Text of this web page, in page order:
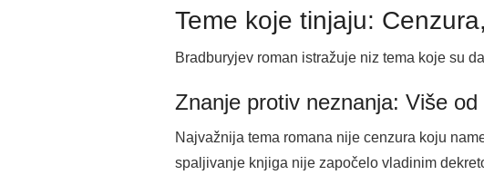
Teme koje tinjaju:
Bradburyjev roman istražuje niz tema koje su
Znanje protiv neznanja: Više
Najvažnija tema romana nije cenzura koju
spaljivanje knjiga nije započelo vladinim